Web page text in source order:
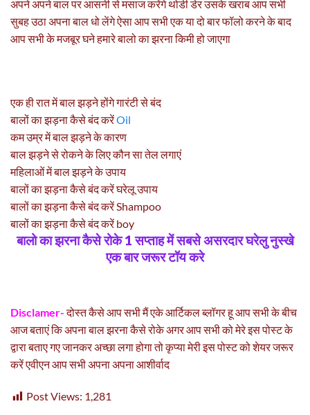
अपने अपने बाल पर आसनी से मसाज करेंगे थोडी डेर उसके खराब आप सभी
सुबह उठा अपना बाल धो लेंगे ऐसा आप सभी एक या दो बार फॉलो करने के बाद
आप सभी के मजबूर घने हमारे बालो का झरना किमी हो जाएगा
एक ही रात में बाल झड़ने होंगे गारंटी से बंद
बालों का झड़ना कैसे बंद करेंOil
कम उम्र में बाल झड़ने के कारण
बाल झड़ने से रोकने के लिए कौन सा तेल लगाएं
महिलाओं में बाल झड़ने के उपाय
बालों का झड़ना कैसे बंद करें घरेलू उपाय
बालों का झड़ना कैसे बंद करें Shampoo
बालों का झड़ना कैसे बंद करें boy
बालो का झरना कैसे रोके 1 सप्ताह में सबसे असरदार घरेलु नुस्खे
एक बार जरूर टॉय करे
Disclamer- दोस्त कैसे आप सभी मैं एके आर्टिकल ब्लॉगर हू आप सभी के बीच
आज बताएं कि अपना बाल झरना कैसे रोके अगर आप सभी को मेरे इस पोस्ट के
द्वारा बताए गए जानकर अच्छा लगा होगा तो कृप्या मेरी इस पोस्ट को शेयर जरूर
करें एवीएन आप सभी अपना अपना आशीर्वाद
Post Views: 1,281